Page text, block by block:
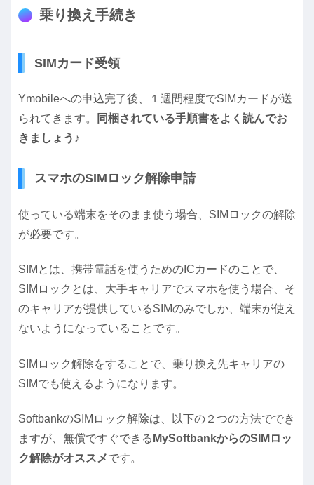
乗り換え手続き
SIMカード受領
Ymobileへの申込完了後、１週間程度でSIMカードが送
られてきます。
同梱されている手順書をよく読んでお
きましょう♪
スマホのSIMロック解除申請
使っている端末をそのまま使う場合、SIMロックの解除
が必要です。
SIMとは、携帯電話を使うためのICカードのことで、
SIMロックとは、大手キャリアでスマホを使う場合、そ
のキャリアが提供しているSIMのみでしか、端末が使え
ないようになっていることです。
SIMロック解除をすることで、乗り換え先キャリアの
SIMでも使えるようになります。
SoftbankのSIMロック解除は、以下の２つの方法ででき
ますが、無償ですぐできる MySoftbankからのSIMロッ
ク解除がオススメです。